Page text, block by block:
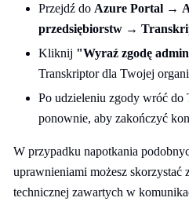
Przejdź do Azure Portal →
przedsiębiorstw →
Kliknij "Wyraź zgodę
Transkriptor dla Twojej
Po udzieleniu zgody wróć
ponownie, aby zakończyć
W przypadku napotkania
uprawnieniami możesz skorzystać
technicznej zawartych w